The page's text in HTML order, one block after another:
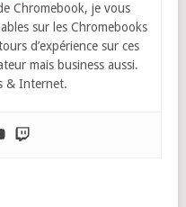
Chromebook, je vous
sur les Chromebooks
d’expérience sur ces
mais business aussi.
& Internet.